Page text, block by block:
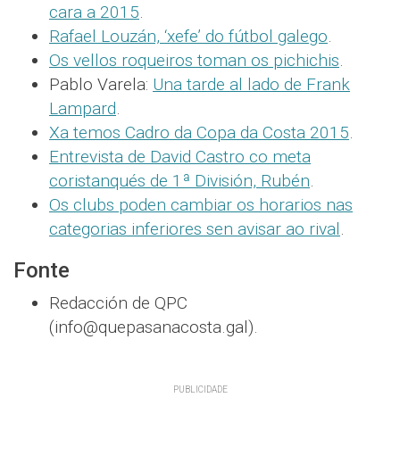
cara a 2015.
Rafael Louzán, ‘xefe’ do fútbol galego.
Os vellos roqueiros toman os pichichis.
Pablo Varela: Una tarde al lado de Frank
Lampard.
Xa temos Cadro da Copa da Costa 2015.
Entrevista de David Castro co meta
coristanqués de 1ª División, Rubén.
Os clubs poden cambiar os horarios nas
categorias inferiores sen avisar ao rival.
Fonte
Redacción de QPC
(info@quepasanacosta.gal).